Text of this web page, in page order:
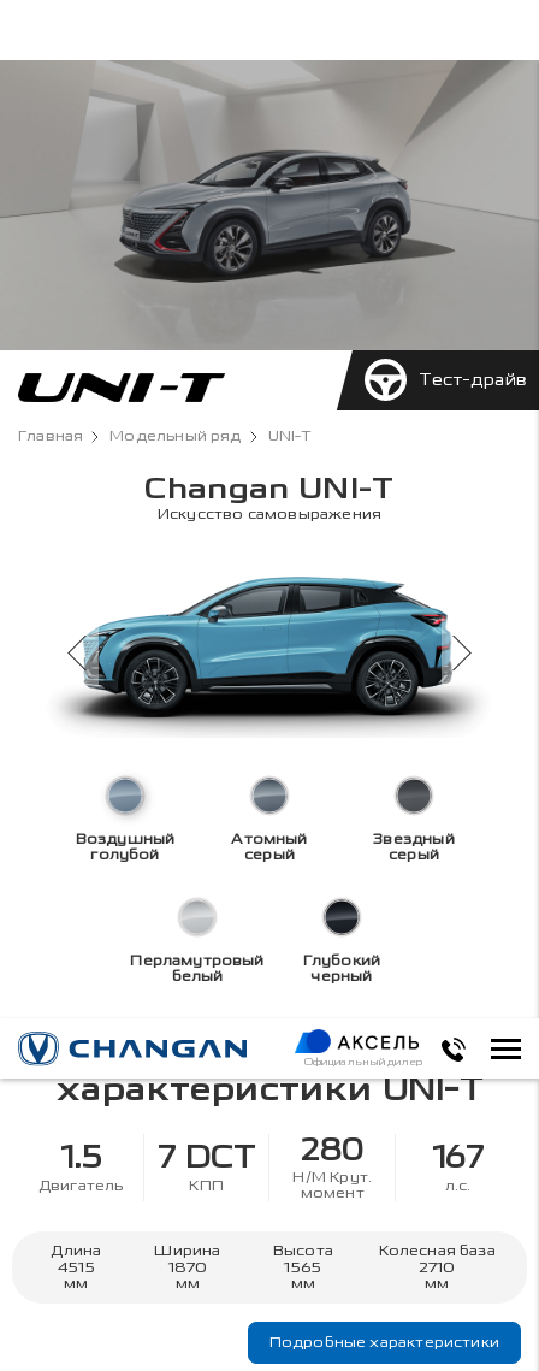
Официальный дилер
Тест-драйв
Главная Модельный ряд UNI-T
Changan UNI-T
Искусство самовыражения
Воздушный
голубой
Атомный
серый
Звездный
серый
Перламутровый
белый
Глубокий
черный
Технические
характеристикиUNI-T
1.5
Двигатель
7 DCT
КПП
280
Н/М Крут.
момент
167
л.с.
Длина
4515
мм
Ширина
1870
мм
Высота
1565
мм
Колесная база
2710
мм
Подробные характеристики